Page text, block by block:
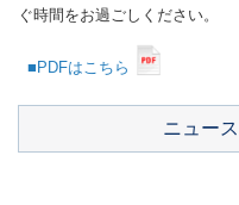
ぐ時間をお過ごしください。
■PDFはこちら
ニュー